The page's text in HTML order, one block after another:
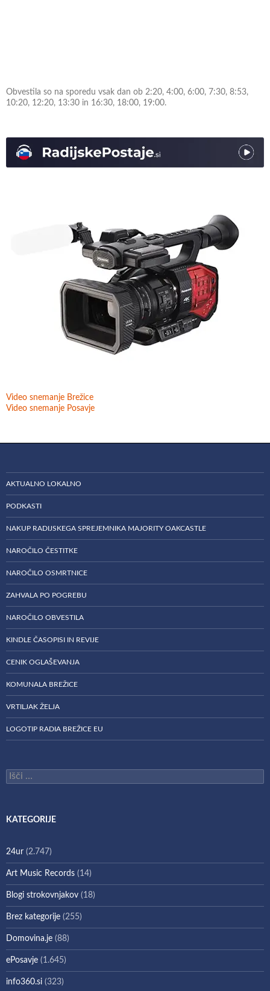
Obvestila so na sporedu vsak dan ob 2:20, 4:00, 6:00, 7:30, 8:53,
10:20, 12:20, 13:30 in 16:30, 18:00, 19:00.
Video snemanje Brežice
Video snemanje Posavje
AKTUALNO LOKALNO
PODKASTI
NAKUP RADIJSKEGA SPREJEMNIKA MAJORITY OAKCASTLE
NAROČILO ČESTITKE
NAROČILO OSMRTNICE
ZAHVALA PO POGREBU
NAROČILO OBVESTILA
KINDLE ČASOPISI IN REVIJE
CENIK OGLAŠEVANJA
KOMUNALA BREŽICE
VRTILJAK ŽELJA
LOGOTIP RADIA BREŽICE EU
Išči:
KATEGORIJE
24ur (2.747)
Art Music Records (14)
Blogi strokovnjakov (18)
Brez kategorije (255)
Domovina.je (88)
ePosavje (1.645)
info360.si (323)